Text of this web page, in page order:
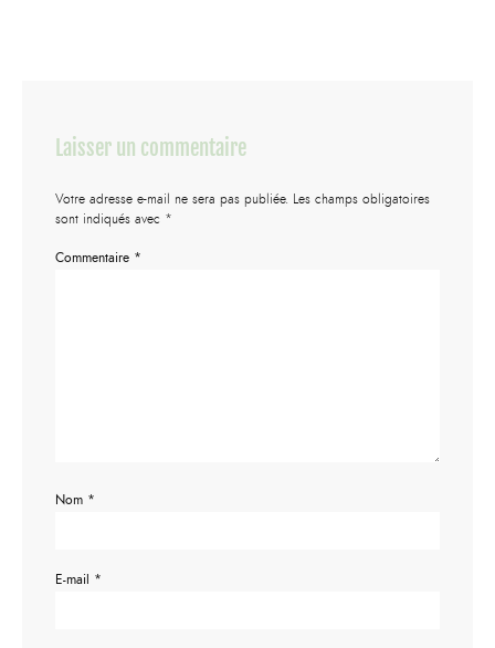
Laisser un commentaire
Votre adresse e-mail ne sera pas publiée. Les champs obligatoires
sont indiqués avec *
Commentaire *
Nom *
E-mail *